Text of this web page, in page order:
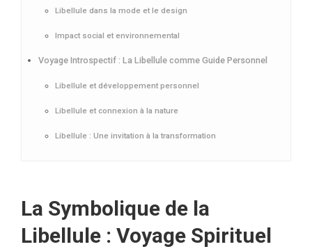
Libellule dans la mode et le design
Impact social et environnemental
Voyage Introspectif : La Libellule comme Guide Personnel
Libellule et développement personnel
Libellule et connexion à la nature
Libellule : Une invitation à la transformation
La Symbolique de la
Libellule : Voyage Spirituel